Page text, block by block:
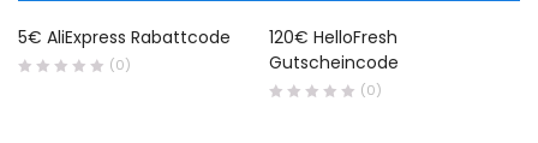
5€ AliExpress Rabattcode
(0)
120€ HelloFresh
Gutscheincode
(0)